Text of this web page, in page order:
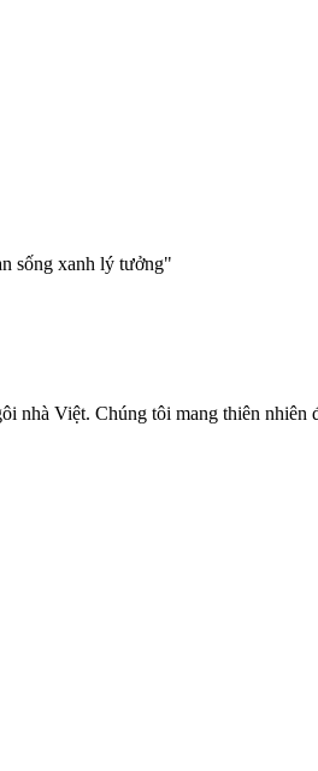
sống xanh lý tưởng"
nhà Việt. Chúng tôi mang thiên nhiên